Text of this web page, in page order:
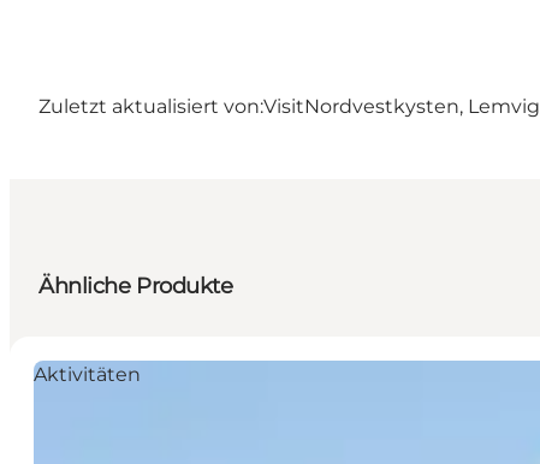
Zuletzt aktualisiert von:VisitNordvestkysten, Lemvig
Ähnliche Produkte
Aktivitäten